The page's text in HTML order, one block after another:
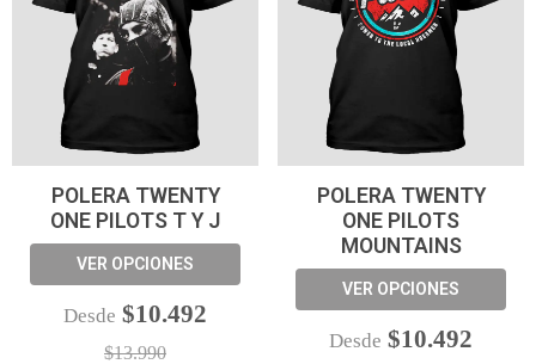
POLERA TWENTY
ONE PILOTS T Y J
VER OPCIONES
Desde $10.492
$13.990
POLERA TWENTY
ONE PILOTS
MOUNTAINS
VER OPCIONES
Desde $10.492